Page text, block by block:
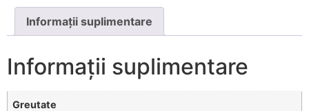
Informații suplimentare
Informații suplimentare
Greutate